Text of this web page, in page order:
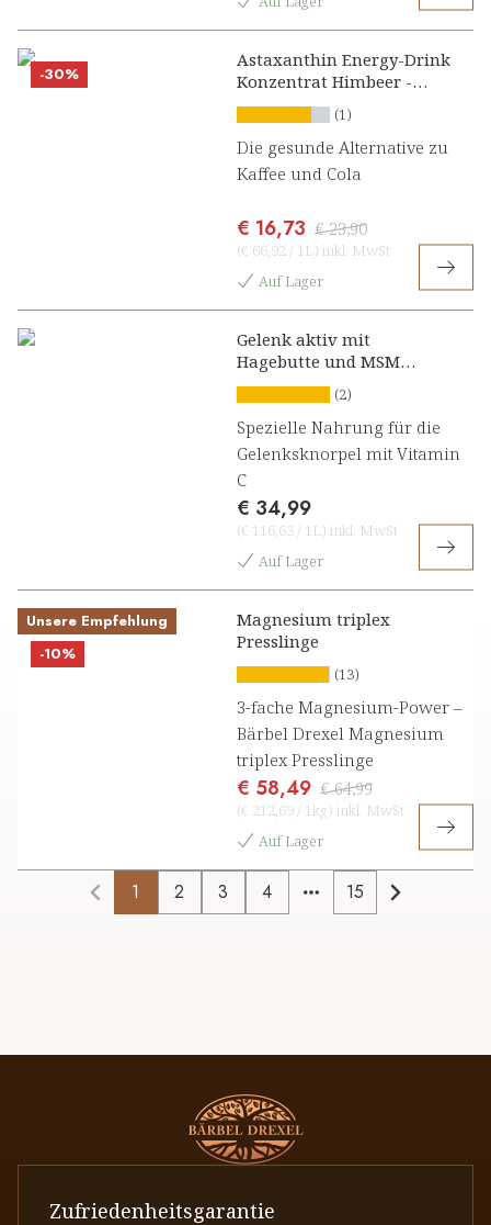
-30%
Astaxanthin Energy-Drink
Konzentrat Himbeer -
Limette
(1)
Die gesunde Alternative zu
Kaffee und Cola
€ 16,73 € 23,90
(€ 66,92 / 1L) inkl. MwSt
Auf Lager
Gelenk aktiv mit
Hagebutte und MSM
Konzentrat (2)
Spezielle Nahrung für die
Gelenksknorpel mit Vitamin
C
€ 34,99
(€ 116,63 / 1L) inkl. MwSt
Auf Lager
Unsere Empfehlung
-10%
Magnesium triplex
Presslinge
(13)
3-fache Magnesium-Power –
Bärbel Drexel Magnesium
triplex Presslinge
€ 58,49 € 64,99
(€ 212,69 / 1kg) inkl. MwSt
Auf Lager
1 2 3 4
More pages
15
Zufriedenheitsgarantie